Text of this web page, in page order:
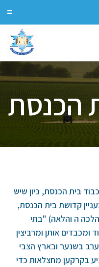
הכנסת
בית הכנסת, כיון שיש
קדושת בית הכנסת,
ה והלאה) "בתי
ומכבדים אותן ומרביצין
בשנער ובארץ הצבי
בקרקען מחצלאות כדי